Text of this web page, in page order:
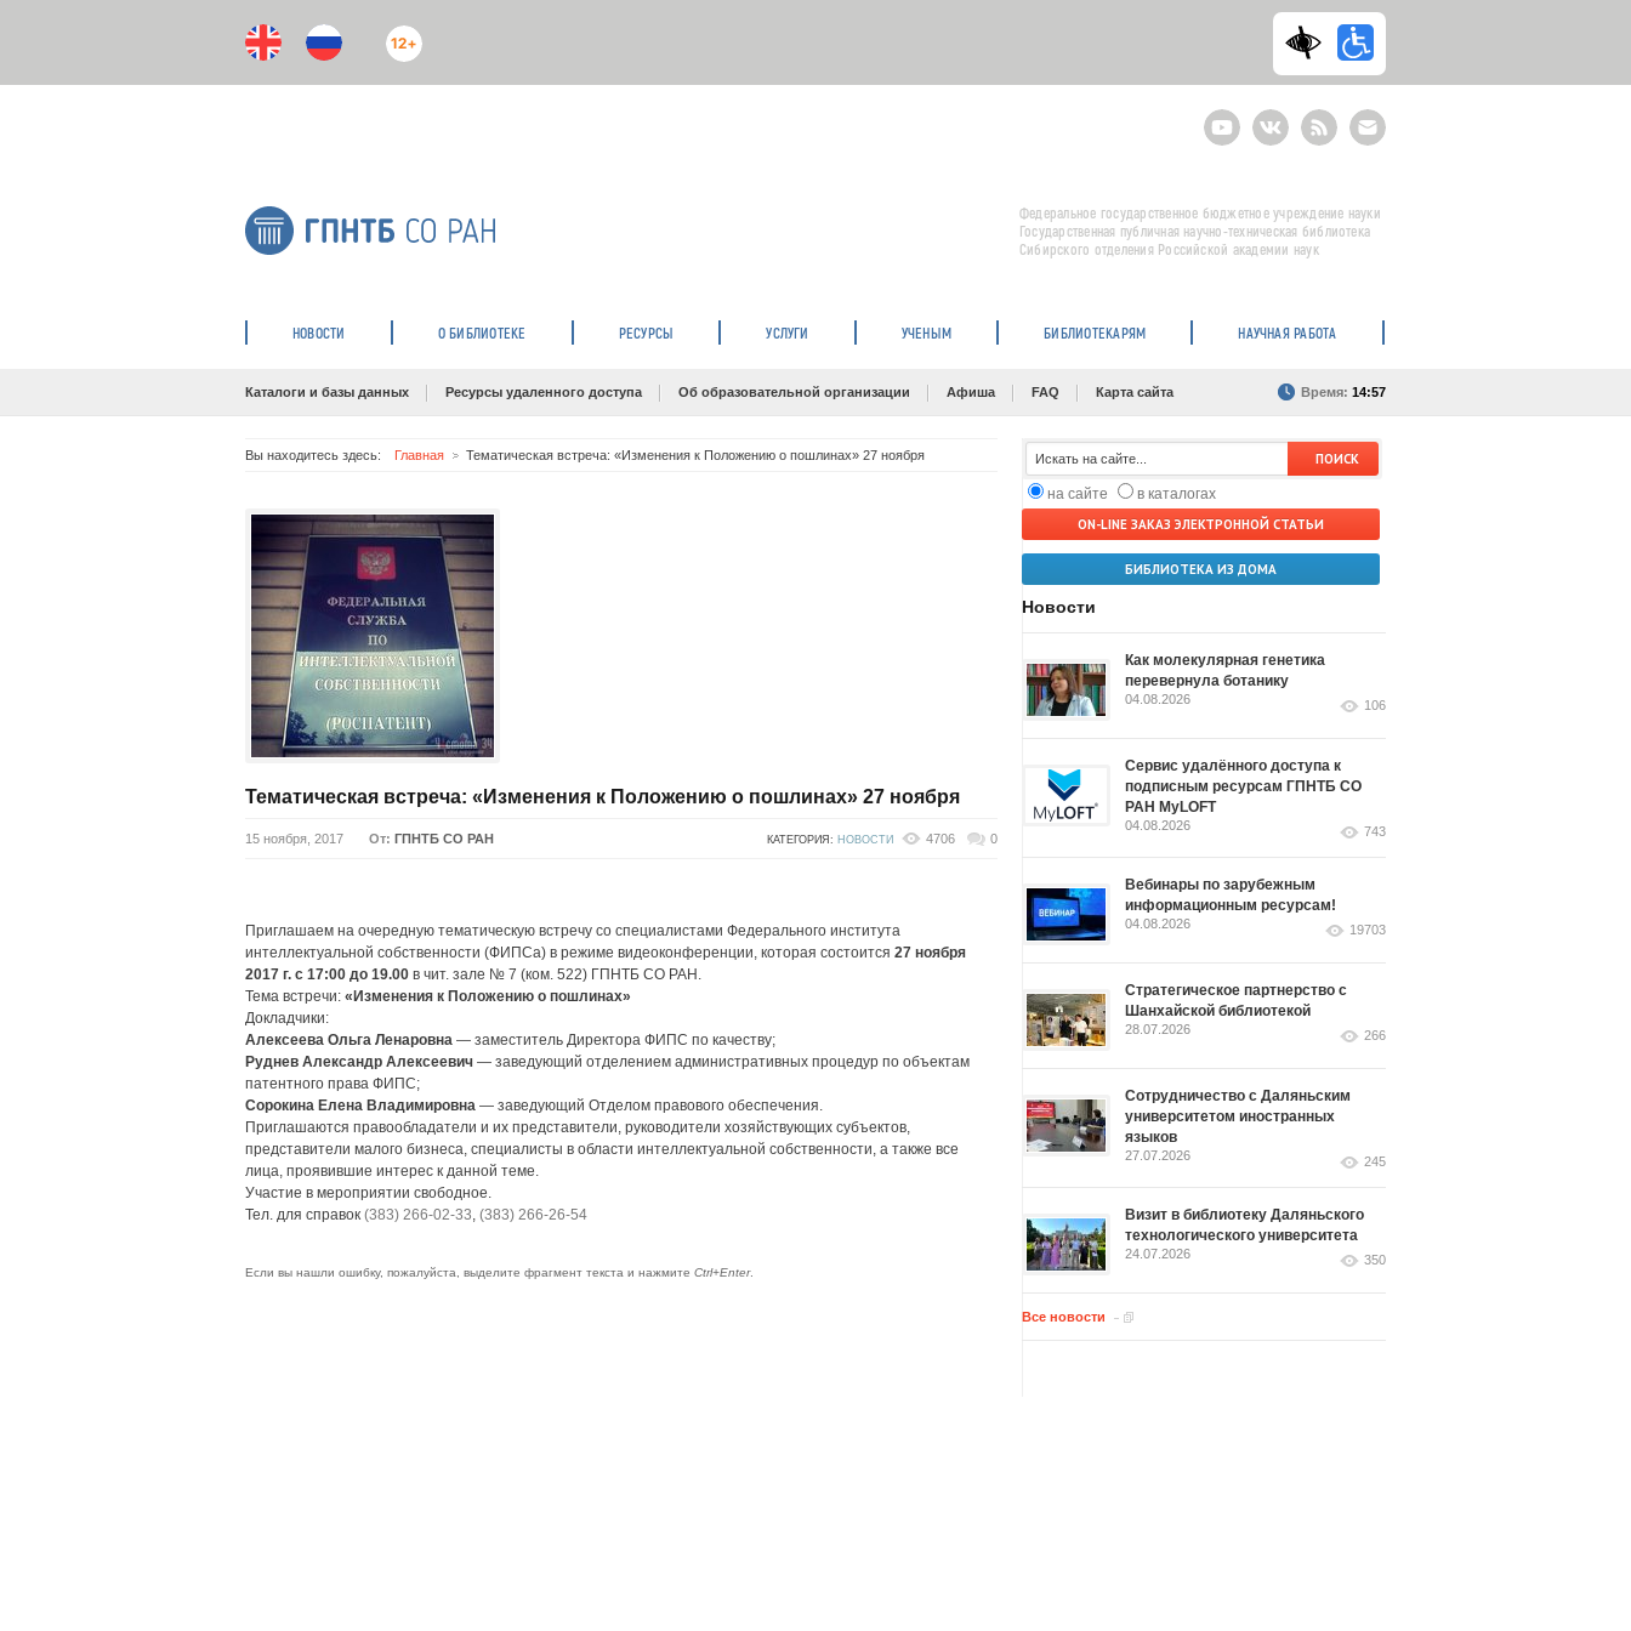
12+
YoutubeВКонтактеRSS
E-
mail
подписка
Федеральное государственное бюджетное учреждение науки
Государственная публичная научно-техническая библиотека
Сибирского отделения Российской академии наук
НОВОСТИ О БИБЛИОТЕКЕ РЕСУРСЫ УСЛУГИ УЧЕНЫМ БИБЛИОТЕКАРЯМ НАУЧНАЯ РАБОТА
Каталоги и базы данных Ресурсы удаленного доступа Об образовательной организации Афиша FAQ Карта сайта Время: 14:57
Вы находитесь здесь: Главная Тематическая встреча: «Изменения к Положению о пошлинах» 27 ноября
Тематическая встреча: «Изменения к Положению о пошлинах» 27 ноября
15 ноября, 2017 От: ГПНТБ СО РАН КАТЕГОРИЯ: НОВОСТИ 4706 0
Приглашаем на очередную тематическую встречу со специалистами Федерального института
интеллектуальной собственности (ФИПСа) в режиме видеоконференции, которая состоится 27 ноября
2017 г. с 17:00 до 19.00 в чит. зале № 7 (ком. 522) ГПНТБ СО РАН.
Тема встречи: «Изменения к Положению о пошлинах»
Докладчики:
Алексеева Ольга Ленаровна — заместитель Директора ФИПС по качеству;
Руднев Александр Алексеевич — заведующий отделением административных процедур по объектам
патентного права ФИПС;
Сорокина Елена Владимировна — заведующий Отделом правового обеспечения.
Приглашаются правообладатели и их представители, руководители хозяйствующих субъектов,
представители малого бизнеса, специалисты в области интеллектуальной собственности, а также все
лица, проявившие интерес к данной теме.
Участие в мероприятии свободное.
Тел. для справок (383) 266-02-33, (383) 266-26-54
Если вы нашли ошибку, пожалуйста, выделите фрагмент текста и нажмите Ctrl+Enter.
на сайте
в каталогах
ON-LINE ЗАКАЗ ЭЛЕКТРОННОЙ СТАТЬИ
БИБЛИОТЕКА ИЗ ДОМА
Новости
Как молекулярная генетика
перевернула ботанику
04.08.2026 106
Сервис удалённого доступа к
подписным ресурсам ГПНТБ СО
РАН MyLOFT
04.08.2026 743
Вебинары по зарубежным
информационным ресурсам!
04.08.2026 19703
Стратегическое партнерство с
Шанхайской библиотекой
28.07.2026 266
Сотрудничество с Даляньским
университетом иностранных
языков
27.07.2026 245
Визит в библиотеку Даляньского
технологического университета
24.07.2026 350
Все новости